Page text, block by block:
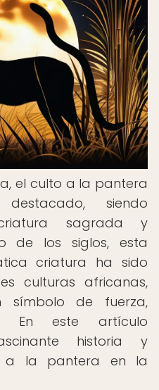
el culto a la pantera
siendo
sagrada y
de los siglos, esta
criatura ha sido
culturas africanas,
símbolo de fuerza,
En este artículo
historia y
a la pantera en la